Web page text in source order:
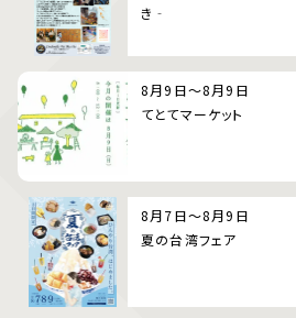
き‐
8月9日～8月9日
てとてマーケット
8月7日～8月9日
夏の台湾フェア